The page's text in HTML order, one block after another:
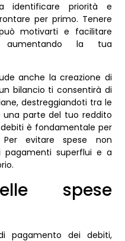
identificare priorità e
per primo. Tenere
motivarti e facilitare
aumentando la tua
anche la creazione di
bilancio ti consentirà di
destreggiandoti tra le
una parte del tuo reddito
è fondamentale per
evitare spese non
pagamenti superflui e a
spese
pagamento dei debiti,